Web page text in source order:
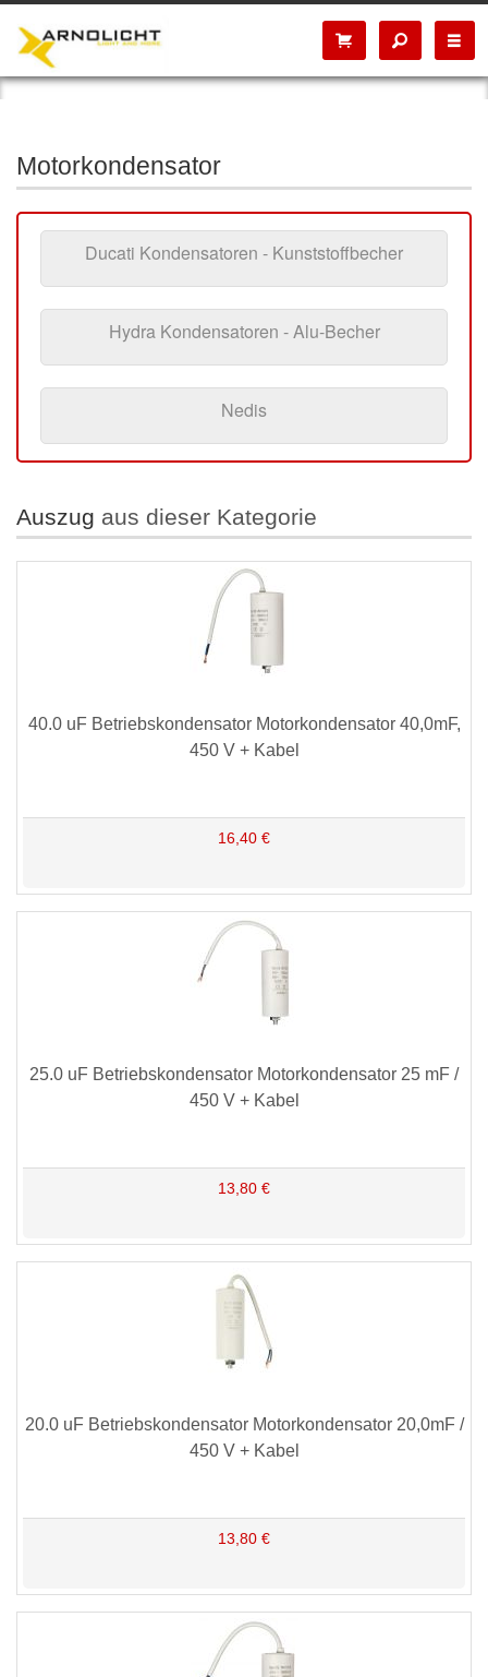
Motorkondensator
Ducati Kondensatoren - Kunststoffbecher
Hydra Kondensatoren - Alu-Becher
Nedis
Auszug aus dieser Kategorie
40.0 uF Betriebskondensator Motorkondensator 40,0mF,
450 V + Kabel
16,40 €
25.0 uF Betriebskondensator Motorkondensator 25 mF /
450 V + Kabel
13,80 €
20.0 uF Betriebskondensator Motorkondensator 20,0mF /
450 V + Kabel
13,80 €